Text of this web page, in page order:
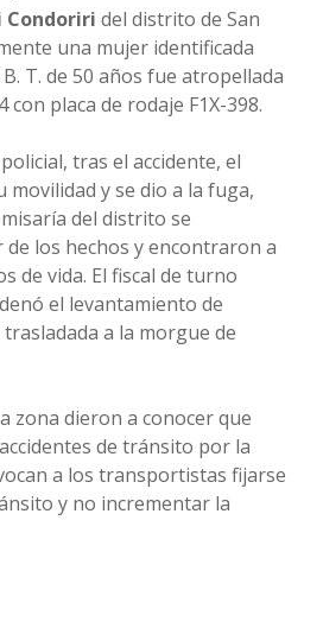
Condoriri del distrito de San
una mujer identificada
T. de 50 años fue atropellada
placa de rodaje F1X-398.
tras el accidente, el
y se dio a la fuga,
del distrito se
los hechos y encontraron a
de vida. El fiscal de turno
el levantamiento de
a la morgue de
zona dieron a conocer que
de tránsito por la
a los transportistas fijarse
y no incrementar la